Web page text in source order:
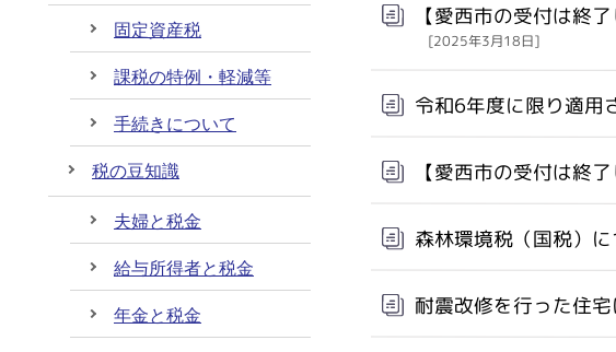
【愛西市の受付は終
[2025年3月18日]
令和6年度に限り適用
【愛西市の受付は終
森林環境税（国税）
耐震改修を行った住
固定資産税
課税の特例・軽減等
手続きについて
税の豆知識
夫婦と税金
給与所得者と税金
年金と税金